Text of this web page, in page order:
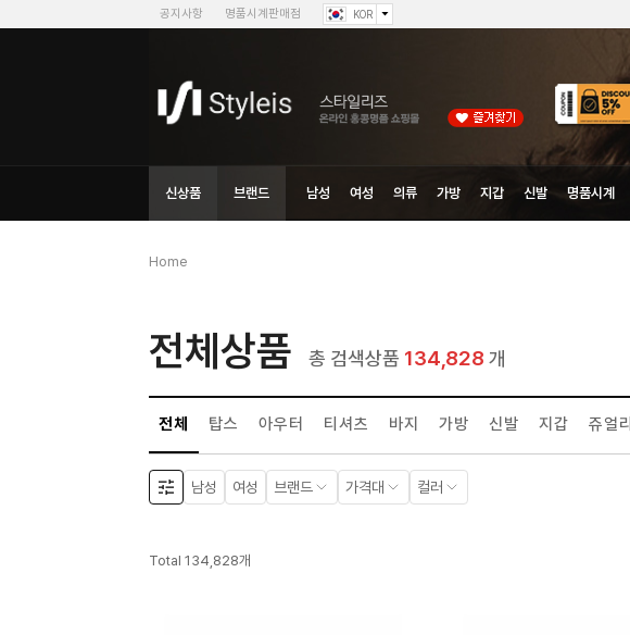
공지사항 명품시계판매점 KOR
신상품 브랜드 남성 여성 의류 가방 지갑 신발 명품시계
Home
전체상품 총 검색상품 134,828 개
전체 탑스 아우터 티셔츠 바지 가방 신발 지갑 쥬얼리
남성 여성 브랜드 가격대 컬러
Total 134,828개